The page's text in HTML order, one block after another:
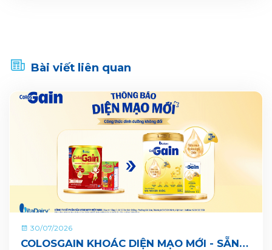
Bài viết liên quan
30/07/2026
COLOSGAIN KHOÁC DIỆN MẠO MỚI - SẴN